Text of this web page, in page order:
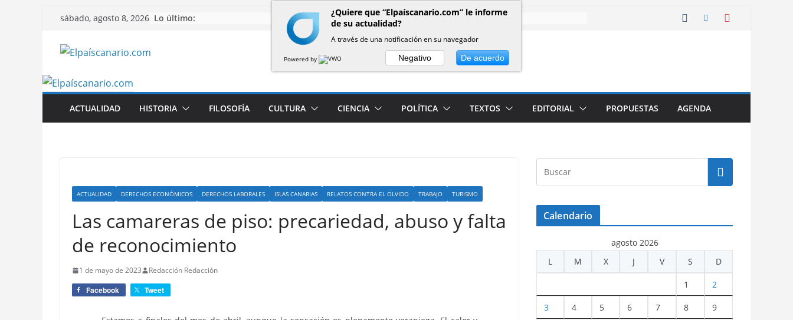
Saltar
contenido
sábado, agosto 8, 2026 Lo último:
ACTUALIDAD HISTORIA FILOSOFÍA CULTURA CIENCIA POLÍTICA TEXTOS EDITORIAL PROPUESTAS AGENDA
ACTUALIDAD DERECHOS ECONÓMICOS DERECHOS LABORALES ISLAS CANARIAS RELATOS CONTRA EL OLVIDO TRABAJO TURISMO
Las camareras de piso: precariedad, abuso y falta
de reconocimiento
1 de mayo de 2023 Redacción Redacción
Facebook Tweet
Calendario
agosto 2026
L
M X J V S D
1 2
3 4 5 6 7 8 9
¿Quiere que “Elpaíscanario.com” le informe
de su actualidad?
A través de una notificación en su navegador
Powered by Negativo De acuerdo